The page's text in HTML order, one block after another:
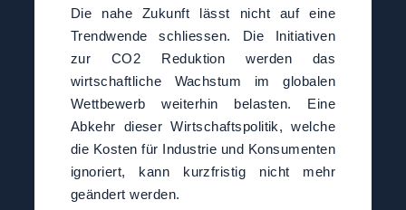
Die nahe Zukunft lässt nicht auf eine
Trendwende schliessen. Die Initiativen
zur CO2 Reduktion werden das
wirtschaftliche Wachstum im globalen
Wettbewerb weiterhin belasten. Eine
Abkehr dieser Wirtschaftspolitik, welche
die Kosten für Industrie und Konsumenten
ignoriert, kann kurzfristig nicht mehr
geändert werden.